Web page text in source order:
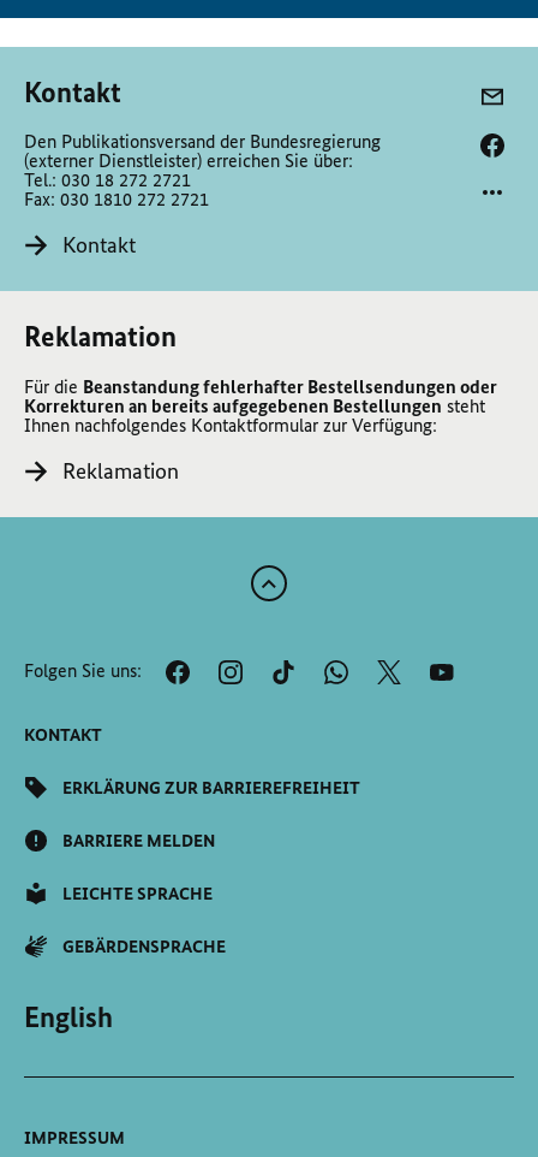
Kontakt
Den Publikationsversand der Bundesregierung
(externer Dienstleister) erreichen Sie über:
Tel.: 030 18 272 2721
Fax: 030 1810 272 2721
Kontakt
Reklamation
Für die Beanstandung fehlerhafter Bestellsendungen oder
Korrekturen an bereits aufgegebenen Bestellungen steht
Ihnen nachfolgendes Kontaktformular zur Verfügung:
Reklamation
Zum
der
Seite
Folgen Sie uns:
KONTAKT
ERKLÄRUNG ZUR BARRIEREFREIHEIT
BARRIERE MELDEN
LEICHTE SPRACHE
GEBÄRDENSPRACHE
English
IMPRESSUM